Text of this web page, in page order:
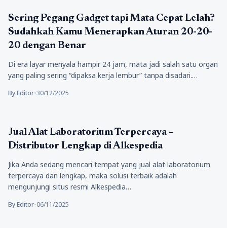
Kesehatan
Sering Pegang Gadget tapi Mata Cepat Lelah?
Sudahkah Kamu Menerapkan Aturan 20-20-
20 dengan Benar
Di era layar menyala hampir 24 jam, mata jadi salah satu organ
yang paling sering “dipaksa kerja lembur” tanpa disadari.…
By Editor•30/12/2025
Kesehatan
Jual Alat Laboratorium Terpercaya –
Distributor Lengkap di Alkespedia
Jika Anda sedang mencari tempat yang jual alat laboratorium
terpercaya dan lengkap, maka solusi terbaik adalah
mengunjungi situs resmi Alkespedia…
By Editor•06/11/2025